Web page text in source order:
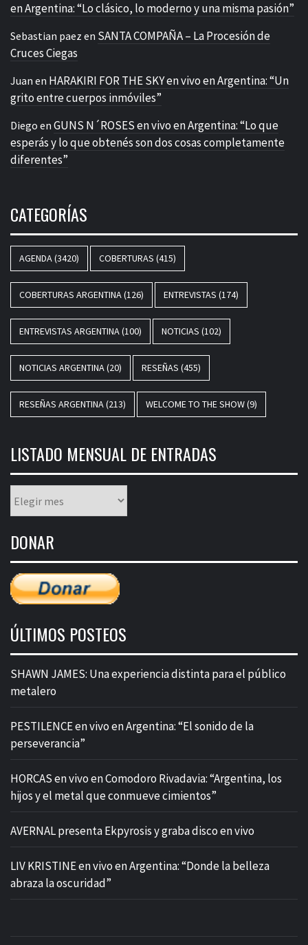
en Argentina: “Lo clásico, lo moderno y una misma pasión”
Sebastian paez en SANTA COMPAÑA – La Procesión de
Cruces Ciegas
Juan en HARAKIRI FOR THE SKY en vivo en Argentina: “Un
grito entre cuerpos inmóviles”
Diego en GUNS N´ROSES en vivo en Argentina: “Lo que
esperás y lo que obtenés son dos cosas completamente
diferentes”
CATEGORÍAS
AGENDA(3420) COBERTURAS (415)
COBERTURAS ARGENTINA(126) ENTREVISTAS (174)
ENTREVISTAS ARGENTINA(100) NOTICIAS (102)
NOTICIAS ARGENTINA(20) RESEÑAS (455)
RESEÑAS ARGENTINA(213) WELCOME TO THE SHOW(9)
LISTADO MENSUAL DE ENTRADAS
mensual
entradas
DONAR
ÚLTIMOS POSTEOS
SHAWN JAMES: Una experiencia distinta para el público
metalero
PESTILENCE en vivo en Argentina: “El sonido de la
perseverancia”
HORCAS en vivo en Comodoro Rivadavia: “Argentina, los
hijos y el metal que conmueve cimientos”
AVERNAL presenta Ekpyrosis y graba disco en vivo
LIV KRISTINE en vivo en Argentina: “Donde la belleza
abraza la oscuridad”